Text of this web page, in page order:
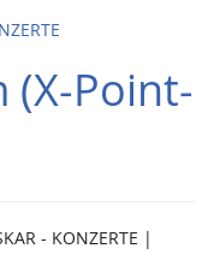
(X-Point-
- KONZERTE |